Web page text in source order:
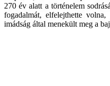
270 év alatt a történelem
fogadalmát, elfelejthette
imádság által menekült meg a